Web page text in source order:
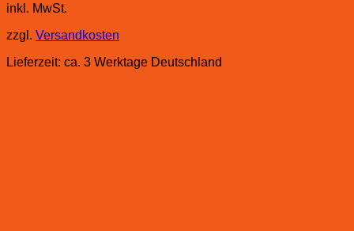
inkl. MwSt.
zzgl. Versandkosten
Lieferzeit: ca. 3 Werktage Deutschland